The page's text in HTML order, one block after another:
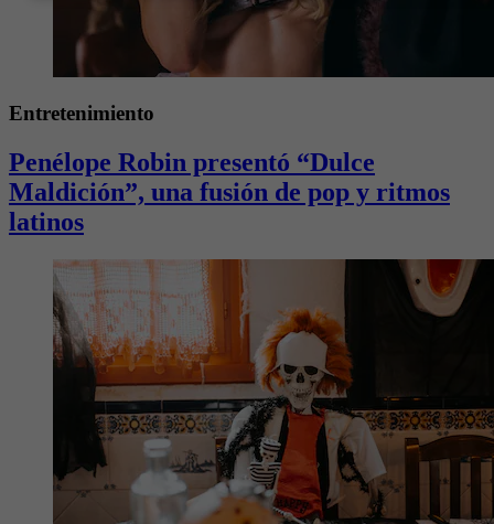
Entretenimiento
Penélope Robin presentó “Dulce
Maldición”, una fusión de pop y ritmos
latinos